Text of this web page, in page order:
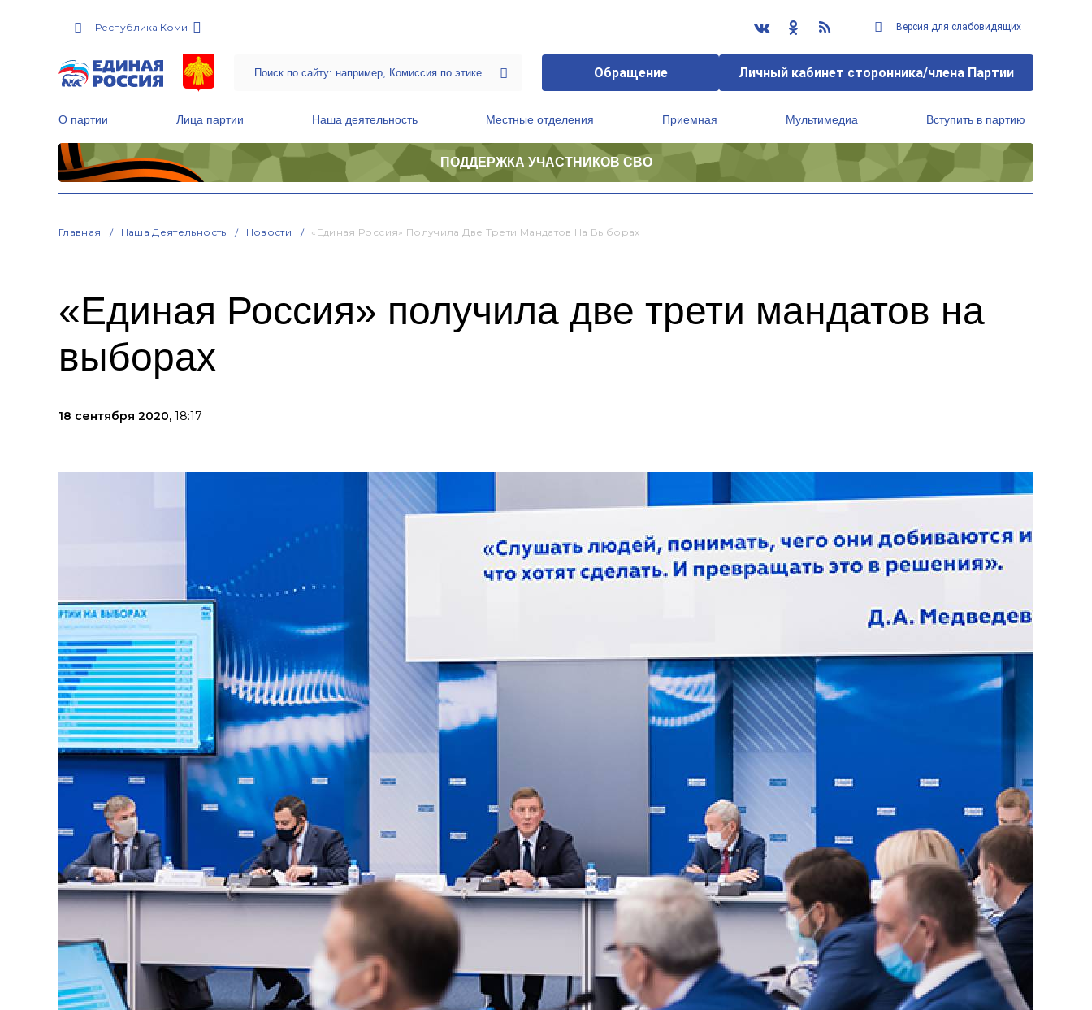
Республика Коми Версия для слабовидящих
Обращение Личный кабинет сторонника/члена Партии
О партии Лица партии Наша деятельность Местные отделения Приемная Мультимедиа Вступить в партию
ПОДДЕРЖКА УЧАСТНИКОВ СВО
Главная Наша Деятельность Новости «Единая Россия» Получила Две Трети Мандатов На Выборах
«Единая Россия» получила две трети мандатов на
выборах
18 сентября 2020, 18:17